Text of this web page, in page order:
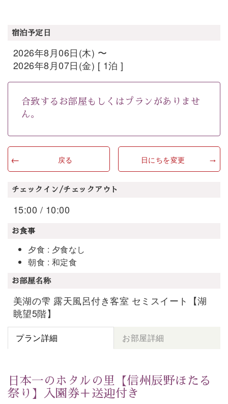
宿泊予定日
2026年8月06日(木) 〜
2026年8月07日(金) [ 1泊 ]
合致するお部屋もしくはプランがありませ
ん。
戻る 日にちを変更
チェックイン/チェックアウト
15:00 / 10:00
お食事
夕食 : 夕食なし
朝食 : 和定食
お部屋名称
美湖の雫 露天風呂付き客室 セミスイート【湖
眺望5階】
プラン詳細 お部屋詳細
日本一のホタルの里【信州辰野ほたる
祭り】入園券＋送迎付き